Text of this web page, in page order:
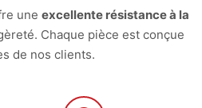
uneexcellente résistance à la
Chaque pièce est conçue
de nos clients.